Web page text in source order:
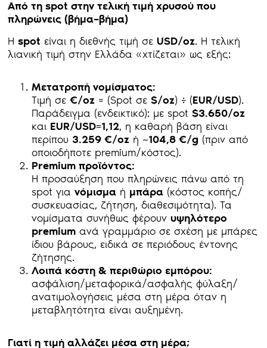
Από τη spot στην τελική τιμή χρυσού που
πληρώνεις (βήμα–βήμα)
Ηspot είναι η διεθνής τιμή σεUSD/oz. Η τελική
λιανική τιμή στην Ελλάδα «χτίζεται» ως εξής:
Μετατροπή νομίσματος:
Τιμή σε€/oz ≈ (Spot σε$/oz) ÷ (EUR/USD).
Παράδειγμα (ενδεικτικό): με spot$3.650/oz
και EUR/USD=1,12, η καθαρή βάση είναι
περίπου 3.259 €/oz ή ~104,8 €/g (πριν από
οποιοδήποτε premium/κόστος).
Premium προϊόντος:
Η προσαύξηση που πληρώνεις πάνω από τη
spot γιανόμισμα ή μπάρα (κόστος κοπής/
συσκευασίας, ζήτηση, διαθεσιμότητα). Τα
νομίσματα συνήθως φέρουνυψηλότερο
premium ανά γραμμάριο σε σχέση με μπάρες
ίδιου βάρους, ειδικά σε περιόδους έντονης
ζήτησης.
Λοιπά κόστη & περιθώριο εμπόρου:
ασφάλιση/μεταφορικά/ασφαλής φύλαξη/
ανατιμολογήσεις μέσα στη μέρα όταν η
μεταβλητότητα είναι αυξημένη.
Γιατί η τιμή αλλάζει μέσα στη μέρα;